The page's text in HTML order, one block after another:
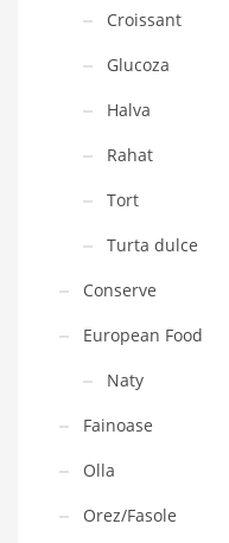
Croissant
Glucoza
Halva
Rahat
Tort
Turta dulce
Conserve
European Food
Naty
Fainoase
Olla
Orez/Fasole